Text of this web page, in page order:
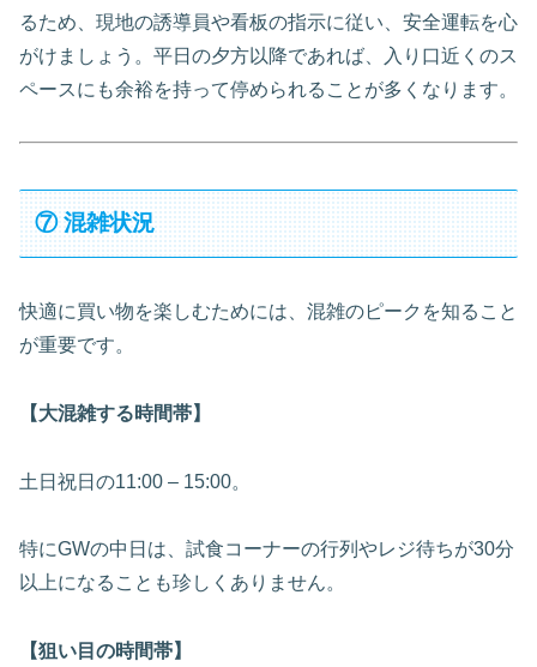
るため、現地の誘導員や看板の指示に従い、安全運転を心
がけましょう。平日の夕方以降であれば、入り口近くのス
ペースにも余裕を持って停められることが多くなります。
⑦ 混雑状況
快適に買い物を楽しむためには、混雑のピークを知ること
が重要です。
【大混雑する時間帯】
土日祝日の11:00 – 15:00。
特にGWの中日は、試食コーナーの行列やレジ待ちが30分
以上になることも珍しくありません。
【狙い目の時間帯】